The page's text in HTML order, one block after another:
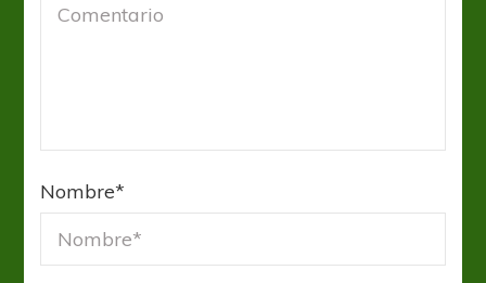
Nombre*